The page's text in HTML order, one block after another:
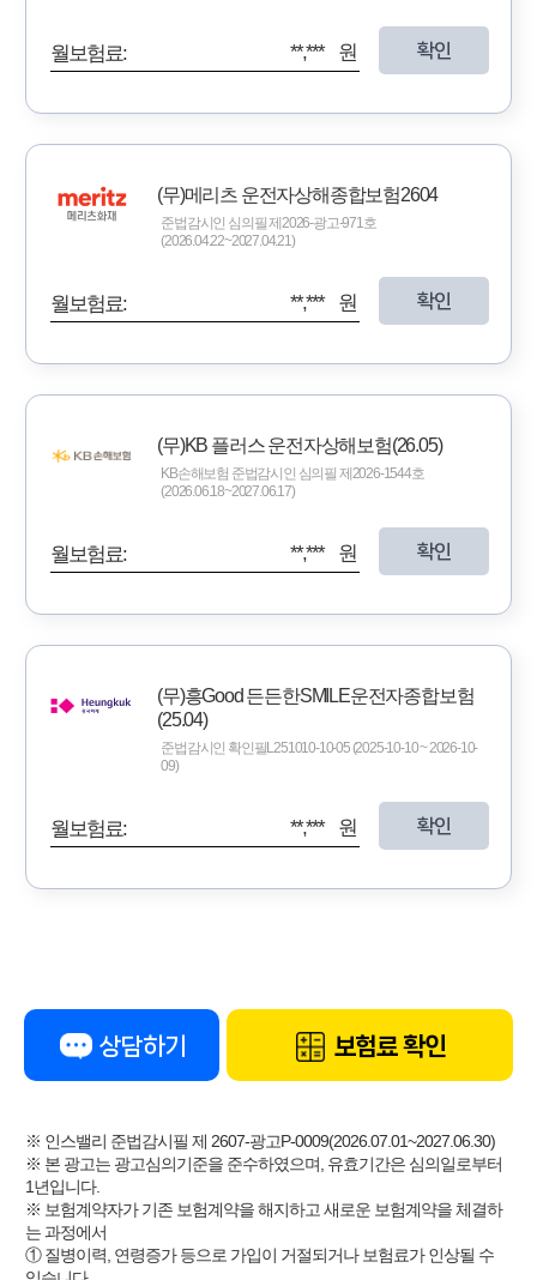
월보험료: **,*** 원 확인
(무)메리츠 운전자상해종합보험2604
준법감시인 심의필 제2026-광고-971호
(2026.04.22~2027.04.21)
월보험료: **,*** 원 확인
(무)KB 플러스 운전자상해보험(26.05)
KB손해보험 준법감시인 심의필 제2026-1544호
(2026.06.18~2027.06.17)
월보험료: **,*** 원 확인
(무)흥Good 든든한SMILE운전자종합보험
(25.04)
준법감시인 확인필L251010-10-05 (2025-10-10 ~ 2026-10-
09)
월보험료: **,*** 원 확인
상담하기 보험료 확인
※ 인스밸리 준법감시필 제 2607-광고P-0009(2026.07.01~2027.06.30)
※ 본 광고는 광고심의기준을 준수하였으며, 유효기간은 심의일로부터
1년입니다.
※ 보험계약자가 기존 보험계약을 해지하고 새로운 보험계약을 체결하
는 과정에서
① 질병이력, 연령증가 등으로 가입이 거절되거나 보험료가 인상될 수